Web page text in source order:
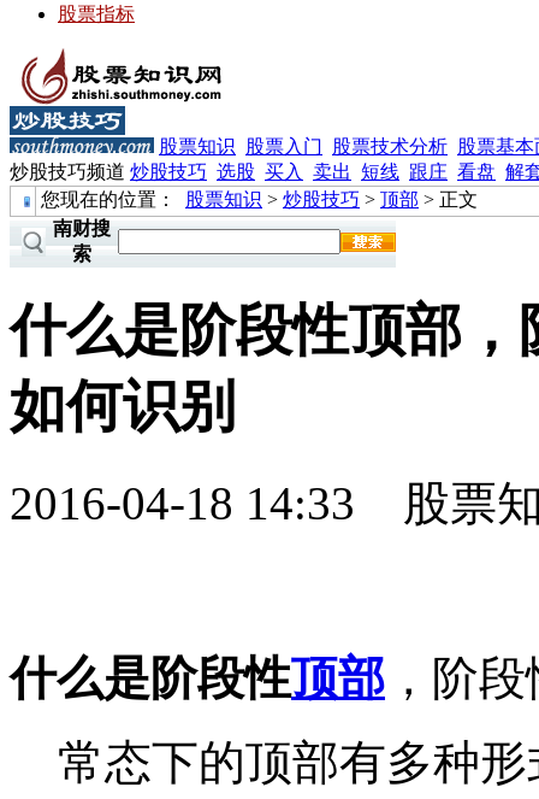
股票指标
股票知识 股票入门 股票技术分析 股票基
炒股技巧频道 炒股技巧 选股 买入 卖出 短线 跟庄 看盘 解
您现在的位置：
股票知识 > 炒股技巧 > 顶部 > 正文
南财搜
索
什么是阶段性顶部
如何识别
2016-04-18 14:33 股票
什么是阶段性顶部 ，阶
常态下的顶部有多种形